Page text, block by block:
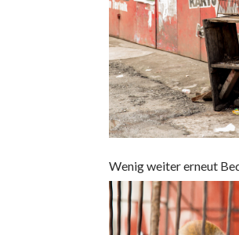
Wenig weiter erneut